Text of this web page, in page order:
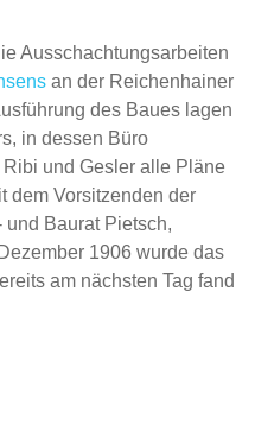
Ausschachtungsarbeiten
an der Reichenhainer
des Baues lagen
in dessen Büro
und Gesler alle Pläne
dem Vorsitzenden der
Baurat Pietsch,
1906 wurde das
am nächsten Tag fand